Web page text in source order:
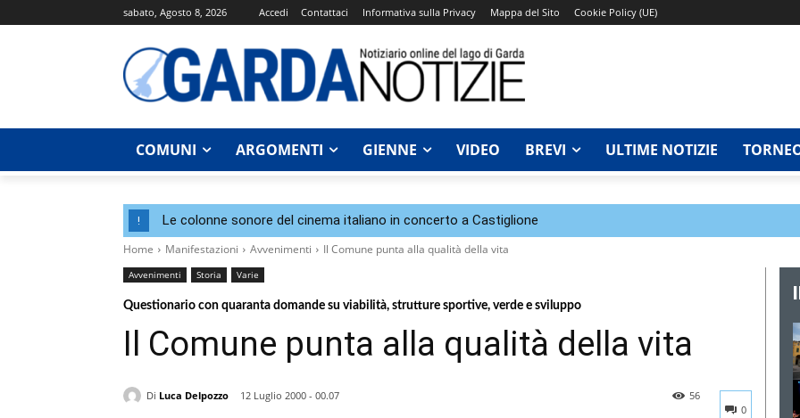
sabato, Agosto 8, 2026 Accedi Contattaci Informativa sulla Privacy Mappa del Sito Cookie Policy (UE)
COMUNI ARGOMENTI GIENNE VIDEO BREVI ULTIME NOTIZIE
! Le colonne sonore del cinema italiano in concerto a Castiglione
Home Manifestazioni Avvenimenti Il Comune punta alla qualità della vita
Avvenimenti Storia Varie
Questionario con quaranta domande su viabilità, strutture sportive, verde e sviluppo
Il Comune punta alla qualità della vita
Di Luca Delpozzo
12 Luglio 2000 - 00.07
0
56